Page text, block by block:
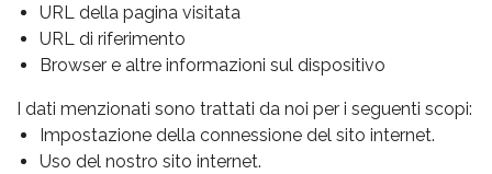
URL della pagina visitata
URL di riferimento
Browser e altre informazioni sul dispositivo
I dati menzionati sono trattati da noi per i seguenti scopi:
Impostazione della connessione del sito internet.
Uso del nostro sito internet.